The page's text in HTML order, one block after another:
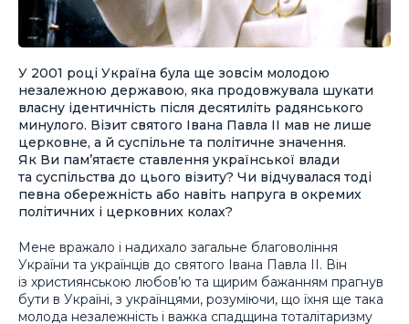
У 2001 році Україна була ще зовсім молодою
незалежною державою, яка продовжувала шукати
власну ідентичність після десятиліть радянського
минулого. Візит святого Івана Павла ІІ мав не лише
церковне, а й суспільне та політичне значення.
Як Ви пам’ятаєте ставлення української влади
та суспільства до цього візиту? Чи відчувалася тоді
певна обережність або навіть напруга в окремих
політичних і церковних колах?
Мене вражало і надихало загальне благовоління
України та українців до святого Івана Павла ІІ. Він
із християнською любов’ю та щирим бажанням прагнув
бути в Україні, з українцями, розуміючи, що їхня ще така
молода незалежність і важка спадщина тоталітаризму